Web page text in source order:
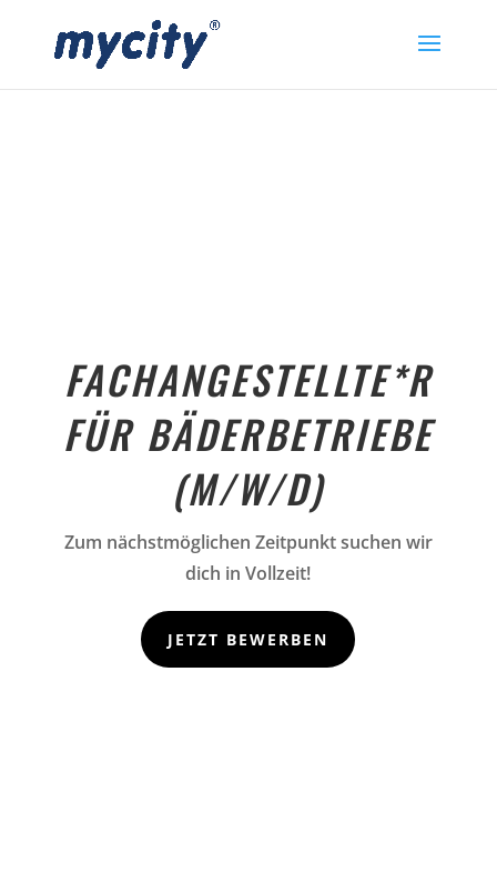
FACHANGESTELLTE*R
FÜR BÄDERBETRIEBE
(M/W/D)
Zum nächstmöglichen Zeitpunkt suchen wir
dich in Vollzeit!
JETZT BEWERBEN